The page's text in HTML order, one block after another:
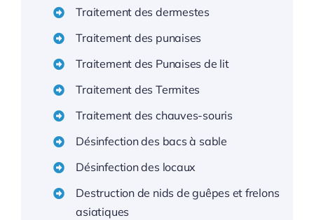
Traitement des dermestes
Traitement des punaises
Traitement des Punaises de lit
Traitement des Termites
Traitement des chauves-souris
Désinfection des bacs à sable
Désinfection des locaux
Destruction de nids de guêpes et frelons
asiatiques